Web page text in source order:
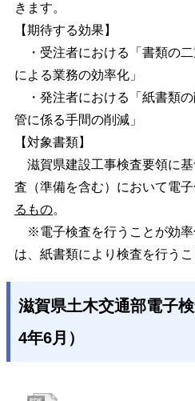
きます。
【期待する効果】
・受注者における「書類の
による業務の効率化」
・発注者における「紙書類
管に係る手間の削減」
【対象書類】
滋賀県建設工事検査要領に
査（準備を含む）において電子
るもの。
※電子検査を行うことが効率
は、紙書類により検査を行うこ
滋賀県土木交通部電子
4年6月）